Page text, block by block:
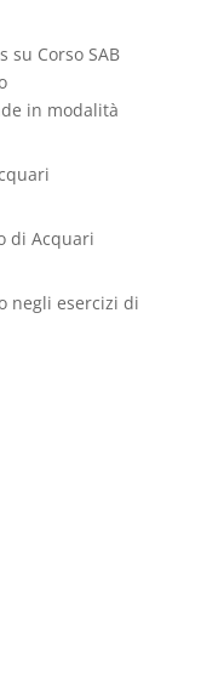
su Corso SAB
in modalità
di Acquari
negli esercizi di